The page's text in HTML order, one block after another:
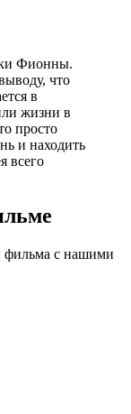
Фионны.
что
в
жизни в
просто
и находить
всего
фильма с нашими